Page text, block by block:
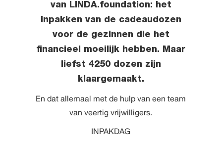
van LINDA.foundation: het
inpakken van de cadeaudozen
voor de gezinnen die het
financieel moeilijk hebben. Maar
liefst 4250 dozen zijn
klaargemaakt.
En dat allemaal met de hulp van een team
van veertig vrijwilligers.
INPAKDAG